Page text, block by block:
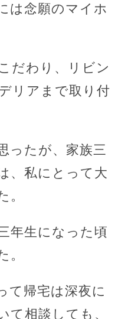
は念願のマイホ
だわり、リビン
リアまで取り付
ったが、家族三
、私にとって大
。
年生になった頃
。
て帰宅は深夜に
て相談しても、